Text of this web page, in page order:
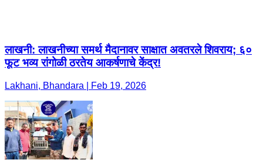
लाखनी: लाखनीच्या समर्थ मैदानावर साक्षात अवतरले शिवराय; ६०
फूट भव्य रांगोळी ठरतेय आकर्षणाचे केंद्र!
Lakhani, Bhandara | Feb 19, 2026